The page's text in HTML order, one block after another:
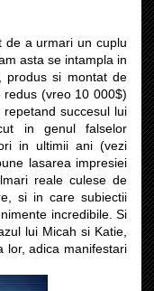
de a urmari un cuplu
asta se intampla in
produs si montat de
redus (vreo 10 000$)
succesul lui
in genul falselor
in ultimii ani (vezi
lasarea impresiei
reale culese de
si in care subiectii
incredibile. Si
lui Micah si Katie,
lor, adica manifestari